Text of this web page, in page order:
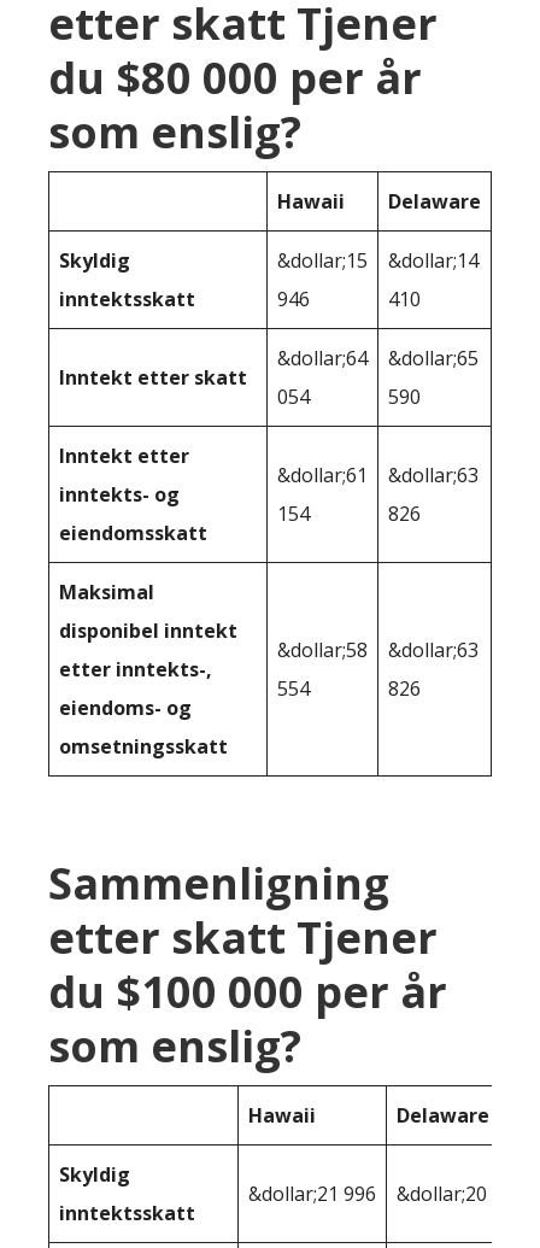
etter skatt Tjener
du $80 000 per år
som enslig?
Hawaii Delaware
Skyldig
inntektsskatt
&dollar;15
946
&dollar;14
410
Inntekt etter skatt
&dollar;64
054
&dollar;65
590
Inntekt etter
inntekts- og
eiendomsskatt
&dollar;61
154
&dollar;63
826
Maksimal
disponibel inntekt
etter inntekts-,
eiendoms- og
omsetningsskatt
&dollar;58
554
&dollar;63
826
Sammenligning
etter skatt Tjener
du $100 000 per år
som enslig?
Hawaii Delaware
Skyldig
inntektsskatt
&dollar;21 996 &dollar;20 130